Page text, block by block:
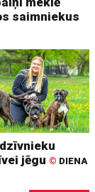
saimniekus
jēgu © DIENA